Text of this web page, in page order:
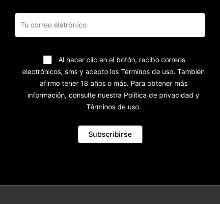
Al hacer clic en el botón, recibo correos
electrónicos, sms y acepto los Términos de uso. También
afirmo tener 18 años o más. Para obtener más
información, consulte nuestra Política de privacidad y
Términos de uso.